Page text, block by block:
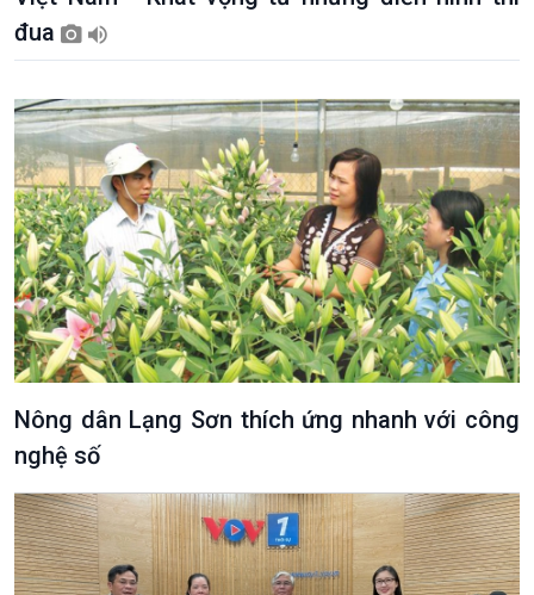
Xã hội
Tin Đời sống & Xã hội
360 độ Sức khỏe
Chuyển đổi Xanh
Tài nguyên và Môi trường
Chuyên gia của bạn
Xã hội chuyển động
Bước chân đến trường
Khoa học & Công nghệ
Tin Khoa học & Công nghệ
Kết nối công nghệ
Sống chung với biến đổi
khí hậu
đua
Nông dân Lạng Sơn thích ứng nhanh với công
nghệ số